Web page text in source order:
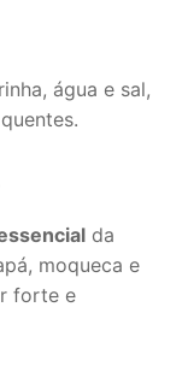
água e sal,
da
moqueca e
forte e